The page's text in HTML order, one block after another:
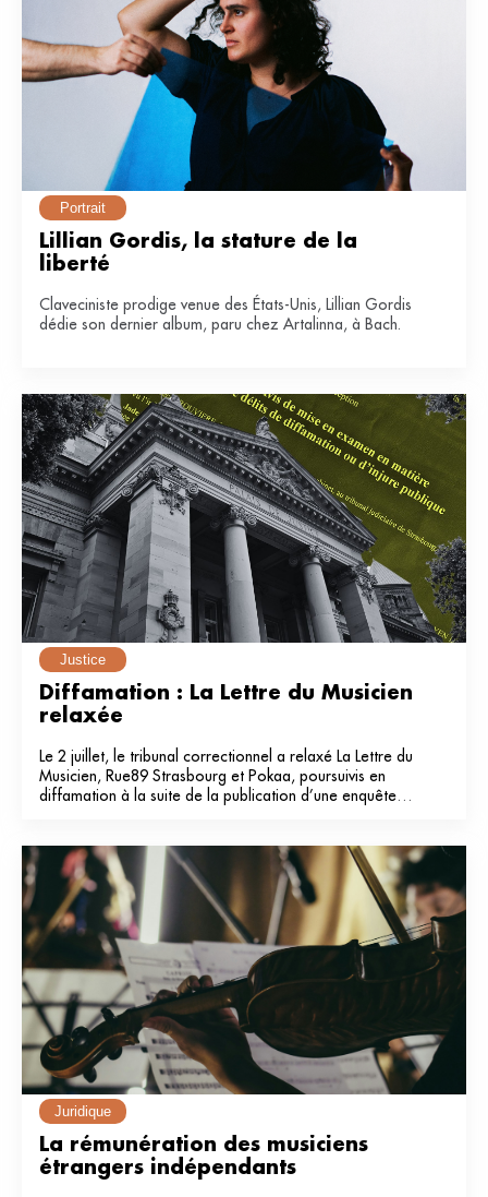
Portrait
Lillian Gordis, la stature de la
liberté
Claveciniste prodige venue des États-Unis, Lillian Gordis
dédie son dernier album, paru chez Artalinna, à Bach.
Justice
Diffamation : La Lettre du Musicien
relaxée
Le 2 juillet, le tribunal correctionnel a relaxé La Lettre du
Musicien, Rue89 Strasbourg et Pokaa, poursuivis en
diffamation à la suite de la publication d’une enquête
Juridique
La rémunération des musiciens
étrangers indépendants